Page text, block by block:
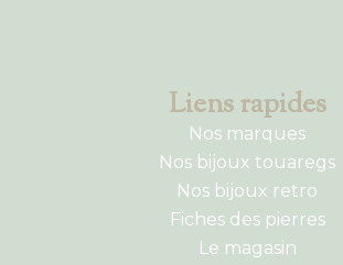
Liens rapides
Nos marques
Nos bijoux touaregs
Nos bijoux retro
Fiches des pierres
Le magasin